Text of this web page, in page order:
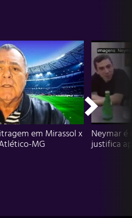
em Mirassol x
MG
Neymar é
justifica